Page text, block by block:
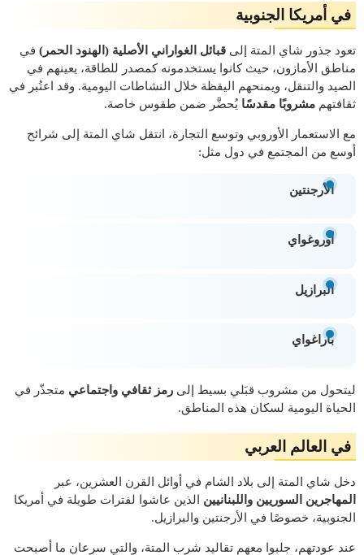
في أمريكا الجنوبية
تعود جذور شاي المتة إلى قبائل الغواراني الأصلية (الهنود الحمر) في
مناطق الأمازون، حيث كانوا يستخدمونه كمصدر للطاقة، يعينهم في
الصيد والتنقل، ويمنحهم اليقظة خلال النشاطات اليومية. وقد اعتُبر في
ثقافتهم مشروبًا مقدسًا يُحضَّر ضمن طقوس خاصة.
مع الاستعمار الأوروبي وتوسع التجارة، انتقل شاي المتة إلى شرائح
أوسع من المجتمع في دول مثل:
الأرجنتين
أوروغواي
البرازيل
باراغواي
ليتحول من مشروب قبَلي بسيط إلى رمز ثقافي واجتماعي متجذّر في
الحياة اليومية لسكان هذه المناطق.
في العالم العربي
دخل شاي المتة إلى بلاد الشام في أوائل القرن العشرين، عبر
المهاجرين السوريين واللبنانيين الذين عاشوا لفترات طويلة في أمريكا
الجنوبية، خصوصًا في الأرجنتين والبرازيل.
عند عودتهم، جلبوا معهم تقاليد شرب المتة، والتي سرعان ما أصبحت